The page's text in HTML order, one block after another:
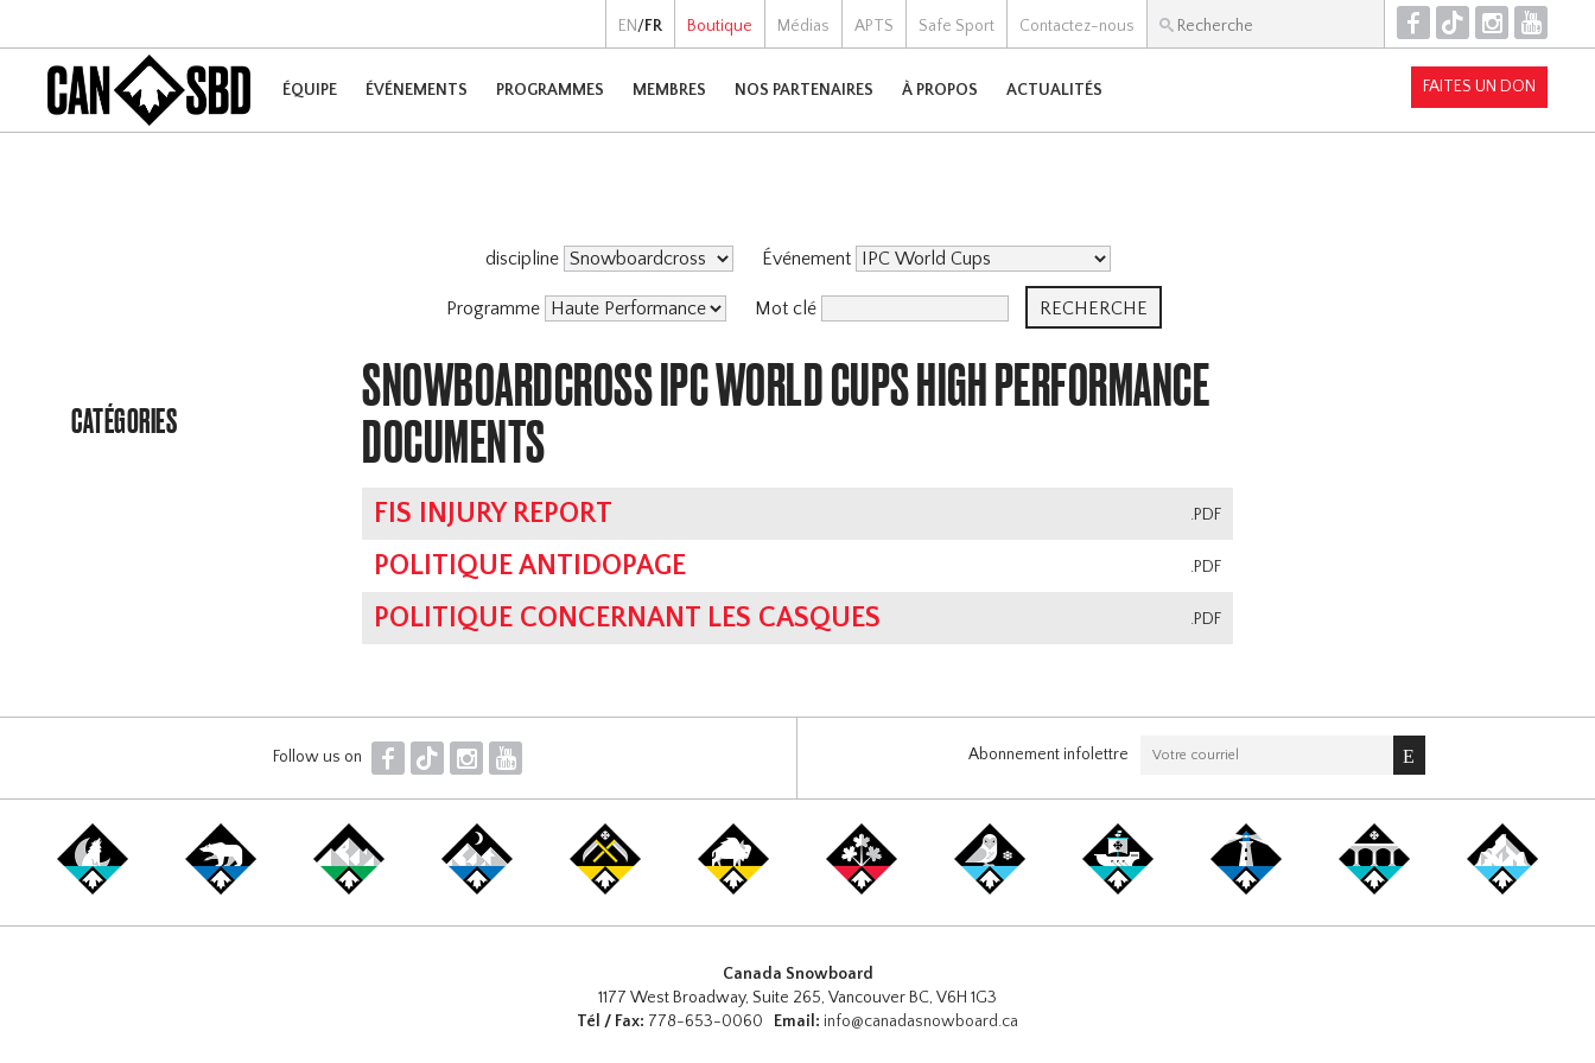
EN/FR Boutique Médias APTS Safe Sport Contactez-nous F T I Y
ÉQUIPE ÉVÉNEMENTS PROGRAMMES MEMBRES NOS PARTENAIRES À PROPOS ACTUALITÉS FAITES UN DON
CATÉGORIES
discipline Événement
Programme Mot clé
SNOWBOARDCROSS IPC WORLD CUPS HIGH PERFORMANCE
DOCUMENTS
.PDF
FIS INJURY REPORT
.PDF
POLITIQUE ANTIDOPAGE
.PDF
POLITIQUE CONCERNANT LES CASQUES
Follow us on F T I Y Abonnement infolettre
Canada Snowboard
1177 West Broadway, Suite 265, Vancouver BC, V6H 1G3
Tél / Fax: 778-653-0060 Email: info@canadasnowboard.ca